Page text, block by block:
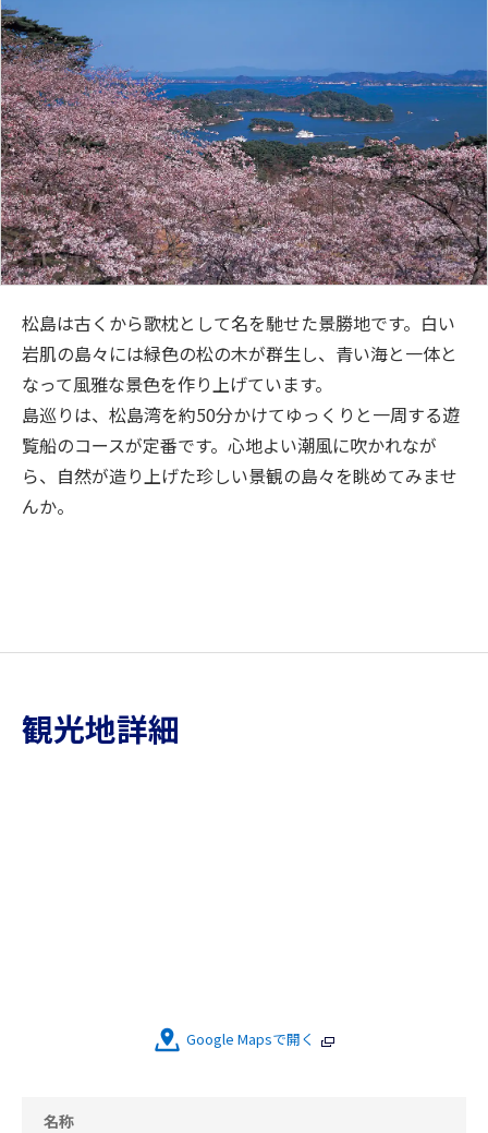
松島は古くから歌枕として名を馳せた景勝地です。白い
岩肌の島々には緑色の松の木が群生し、青い海と一体と
なって風雅な景色を作り上げています。
島巡りは、松島湾を約50分かけてゆっくりと一周する遊
覧船のコースが定番です。心地よい潮風に吹かれなが
ら、自然が造り上げた珍しい景観の島々を眺めてみませ
んか。
観光地詳細
Google Mapsで開く
名称